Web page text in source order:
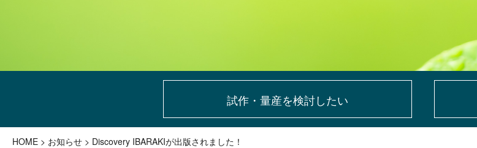
試作・量産を検討したい
HOME > お知らせ > Discovery IBARAKIが出版されました！